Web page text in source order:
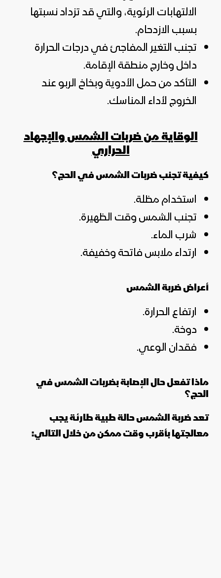
الالتهابات الرئوية، والتي قد تزداد نسبتها
بسبب الازدحام.
تجنب التغير المفاجئ في درجات الحرارة
داخل وخارج منطقة الإقامة.
التأكد من حمل الأدوية وبخاخ الربو عند
الخروج لأداء المناسك.
الوقاية من ضربات الشمس والإجهاد
الحراري
كيفية تجنب ضربات الشمس في الحج؟
استخدام مظلة.
تجنب الشمس وقت الظهيرة.
شرب الماء.
ارتداء ملابس فاتحة وخفيفة.
أعراض ضربة الشمس
ارتفاع الحرارة.
دوخة.
فقدان الوعي.
ماذا تفعل حال الإصابة بضربات الشمس في
الحج؟
تعد ضربة الشمس حالة طبية طارئة يجب
معالجتها بأقرب وقت ممكن من خلال التالي: